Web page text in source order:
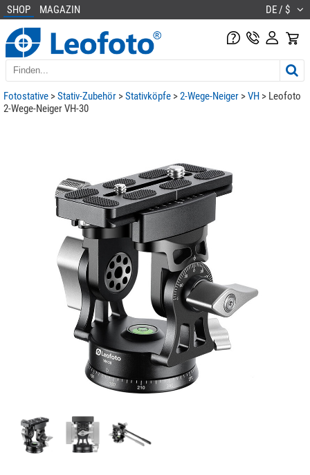
SHOP MAGAZIN DE / $
Fotostative >Stativ-Zubehör >Stativköpfe >2-Wege-Neiger >VH > Leofoto
2-Wege-Neiger VH-30